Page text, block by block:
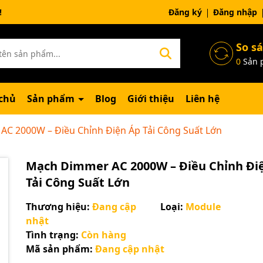
chờ đợi bạn Đăng ký Đăng nhập
So
0Sản
Sản phẩm Blog Giới thiệu Liên hệ
2000W – Điều Chỉnh Điện Áp Tải Công Suất Lớn
Mạch Dimmer AC 2000W – Điều Chỉnh
Tải Công Suất Lớn
Thương hiệu: Đang cập
nhật
Loại: Module
Tình trạng: Còn hàng
Mã sản phẩm: Đang cập nhật